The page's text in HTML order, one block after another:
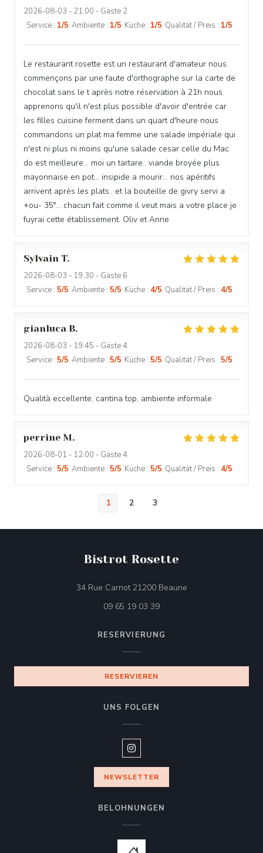
2026-08-03 - 21:00 - Gäste 2
Service : 1/5 Ambiente : 1/5 Küche : 1/5 Qualität / Preis : 1/5
Le restaurant rosette est un restaurant d'amateur nous
commençons par une faute d'orthographe sur la carte de
chocolat sans le t après notre réservation à 21h nous
apprenons qu'il n'est plus possible d'avoir d'entrée car
les filles cuisine ferment dans un quart d'heure nous
commandons un plat ma femme une salade impériale qui
n'est ni plus ni moins qu'une salade cesar celle du Mac
do est meilleure... moi un tartare.. viande broyée plus
mayonnaise en pot... insipide a mourir... nos apéritifs
arrivent après les plats.. et la bouteille de givry servi a
+ou- 35°... chacun fait comme il veut mais a votre place je
fuyrai cette établissement. Oliv et Anne
Sylvain T
2026-08-03 - 19:30 - Gäste 6
Service : 5/5 Ambiente : 5/5 Küche : 4/5 Qualität / Preis : 4/5
gianluca B
2026-08-03 - 19:45 - Gäste 4
Service : 5/5 Ambiente : 5/5 Küche : 5/5 Qualität / Preis : 5/5
Qualità eccellente, cantina top, ambiente informale
perrine M
2026-08-01 - 12:00 - Gäste 4
Service : 5/5 Ambiente : 5/5 Küche : 5/5 Qualität / Preis : 4/5
1 2 3
Bistrot Rosette
34 Rue Carnot 21200 Beaune((öffnet ein neues
09 65 19 03 39
RESERVIERUNG
RESERVIEREN
UNS FOLGEN
Instagram ((öffnet ein neues
NEWSLETTER
BELOHNUNGEN